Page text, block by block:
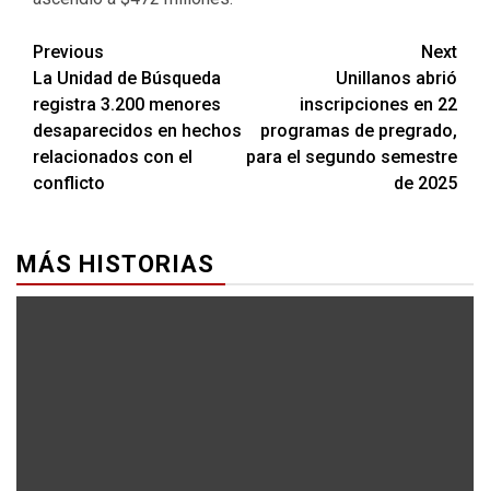
Previous
La Unidad de Búsqueda
registra 3.200 menores
desaparecidos en hechos
relacionados con el
conflicto
Next
Unillanos abrió
inscripciones en 22
programas de pregrado,
para el segundo semestre
de 2025
MÁS HISTORIAS